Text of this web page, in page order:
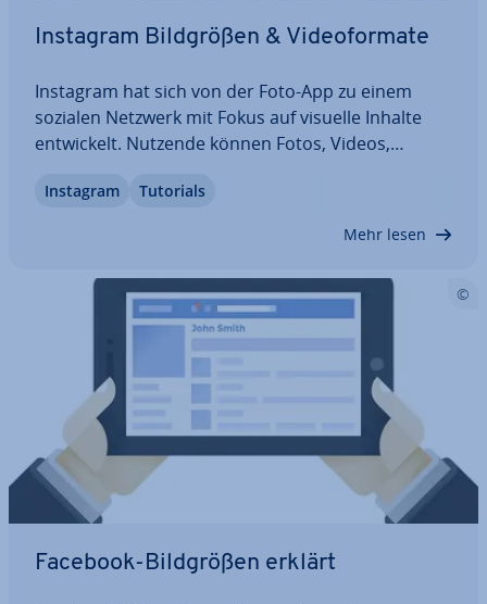
Instagram Bild­grö­ßen & Vi­deo­for­ma­te
Instagram hat sich von der Foto-App zu einem
sozialen Netzwerk mit Fokus auf visuelle Inhalte
ent­wi­ckelt. Nutzende können Fotos, Videos,
visuell an­spre­chend teilen und In­ter­ak­tio­nen
Instagram Tutorials
Mehr lesen
Facebook-Bild­grö­ßen erklärt